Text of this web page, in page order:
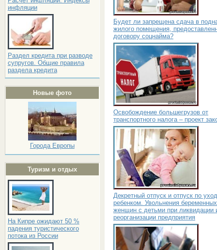
инфляции
Раздел кредита при разводе
супругов. Общие правила
раздела кредита
Новые фото
Города Европы
Туризм и отдых
На Кипре ожидают 50 %
падения туристического
потока из России
Будет ли запрещена сдача в
жилого помещения,
договору соцнайма?
Освобождение большегрузов от
транспортного налога – проект
Декретный отпуск и отпуск по
ребенком. Увольнения
женщин с детьми при ликвидации
реорганизации предприятия